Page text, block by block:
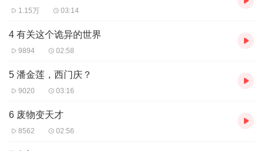
1.15万 03:14
4 有关这个诡异的世界
9894 02:58
5 潘金莲，西门庆？
9020 03:16
6 废物变天才
8562 02:56